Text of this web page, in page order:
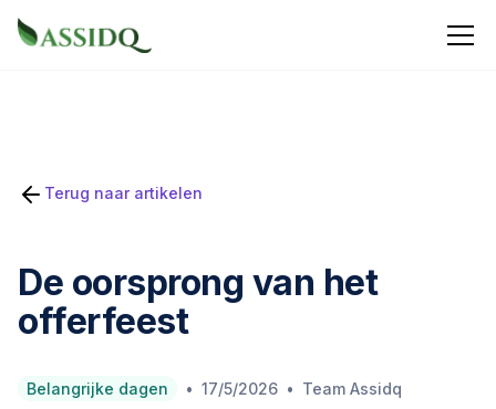
Terug naar artikelen
De oorsprong van het
offerfeest
Belangrijke dagen • 17/5/2026 • Team Assidq